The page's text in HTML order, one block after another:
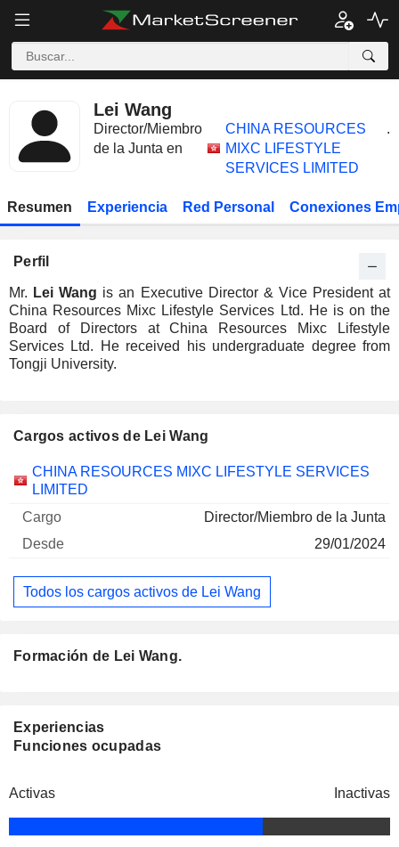
Lei Wang
Director/Miembro
de la Junta en
CHINA RESOURCES
MIXC LIFESTYLE
SERVICES LIMITED
.
Resumen Experiencia Red Personal Conexiones
Perfil
Mr. Lei Wang is an Executive Director & Vice President at
China Resources Mixc Lifestyle Services Ltd. He is on the
Board of Directors at China Resources Mixc Lifestyle
Services Ltd. He received his undergraduate degree from
Tongji University.
Cargos activos de Lei Wang
Empresas Cargo Inicio
CHINA RESOURCES MIXC LIFESTYLE SERVICES
LIMITED
Director/Miembro de la Junta
29/01/2024
Todos los cargos activos de Lei Wang
Formación de Lei Wang.
Experiencias
Funciones ocupadas
Activas Inactivas